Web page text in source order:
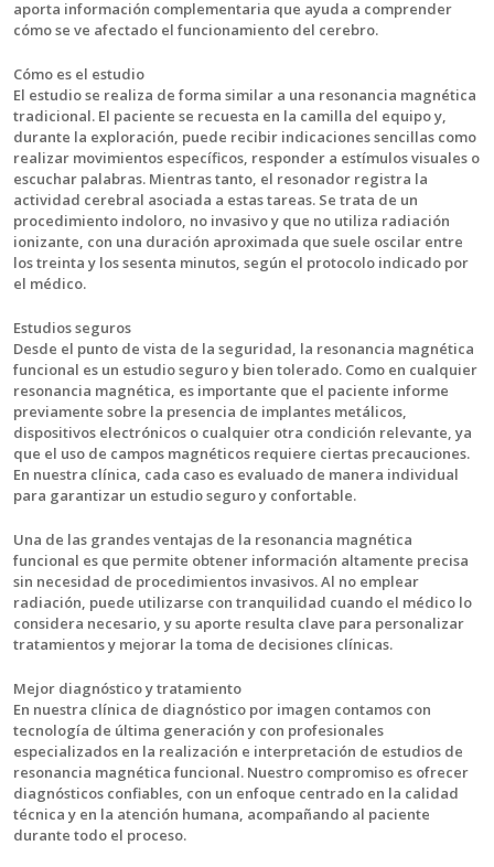
aporta información complementaria que ayuda a comprender
cómo se ve afectado el funcionamiento del cerebro.
Cómo es el estudio
El estudio se realiza de forma similar a una resonancia magnética
tradicional. El paciente se recuesta en la camilla del equipo y,
durante la exploración, puede recibir indicaciones sencillas como
realizar movimientos específicos, responder a estímulos visuales o
escuchar palabras. Mientras tanto, el resonador registra la
actividad cerebral asociada a estas tareas. Se trata de un
procedimiento indoloro, no invasivo y que no utiliza radiación
ionizante, con una duración aproximada que suele oscilar entre
los treinta y los sesenta minutos, según el protocolo indicado por
el médico.
Estudios seguros
Desde el punto de vista de la seguridad, la resonancia magnética
funcional es un estudio seguro y bien tolerado. Como en cualquier
resonancia magnética, es importante que el paciente informe
previamente sobre la presencia de implantes metálicos,
dispositivos electrónicos o cualquier otra condición relevante, ya
que el uso de campos magnéticos requiere ciertas precauciones.
En nuestra clínica, cada caso es evaluado de manera individual
para garantizar un estudio seguro y confortable.
Una de las grandes ventajas de la resonancia magnética
funcional es que permite obtener información altamente precisa
sin necesidad de procedimientos invasivos. Al no emplear
radiación, puede utilizarse con tranquilidad cuando el médico lo
considera necesario, y su aporte resulta clave para personalizar
tratamientos y mejorar la toma de decisiones clínicas.
Mejor diagnóstico y tratamiento
En nuestra clínica de diagnóstico por imagen contamos con
tecnología de última generación y con profesionales
especializados en la realización e interpretación de estudios de
resonancia magnética funcional. Nuestro compromiso es ofrecer
diagnósticos confiables, con un enfoque centrado en la calidad
técnica y en la atención humana, acompañando al paciente
durante todo el proceso.